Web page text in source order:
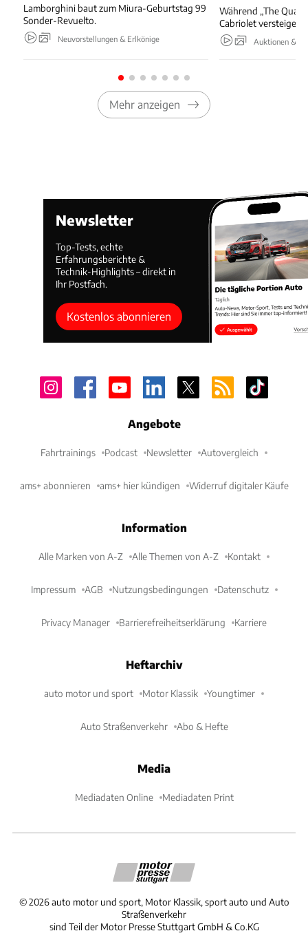
Lamborghini baut zum Miura-Geburtstag 99
Sonder-Revuelto.
Neuvorstellungen & Erlkönige
Während „The
Cabriolet versteigert.
Auktionen &
Mehr anzeigen
Newsletter
Top-Tests, echte
Erfahrungsberichte &
Technik-Highlights – direkt in
Ihr Postfach.
Kostenlos abonnieren
Angebote
Fahrtrainings Podcast Newsletter Autovergleich
ams+ abonnieren ams+ hier kündigen Widerruf digitaler Käufe
Information
Alle Marken von A-Z Alle Themen von A-Z Kontakt
Impressum AGB Nutzungsbedingungen Datenschutz
Privacy Manager Barrierefreiheitserklärung Karriere
Heftarchiv
auto motor und sport Motor Klassik Youngtimer
Auto Straßenverkehr Abo & Hefte
Media
Mediadaten Online Mediadaten Print
©2026 auto motor und sport, Motor Klassik, sport auto und Auto
Straßenverkehr
sind Teil der Motor Presse Stuttgart GmbH & Co.KG